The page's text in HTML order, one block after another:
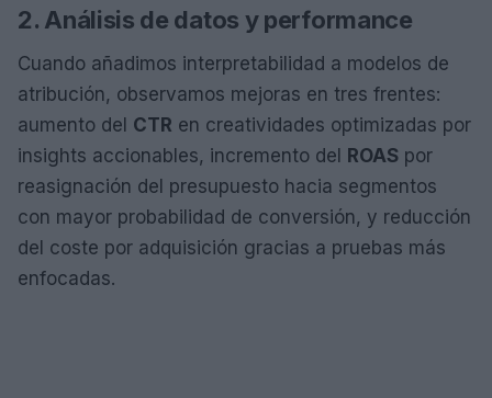
2. Análisis de datos y performance
Cuando añadimos interpretabilidad a modelos de
atribución, observamos mejoras en tres frentes:
aumento del CTR en creatividades optimizadas por
insights accionables, incremento del ROAS por
reasignación del presupuesto hacia segmentos
con mayor probabilidad de conversión, y reducción
del coste por adquisición gracias a pruebas más
enfocadas.